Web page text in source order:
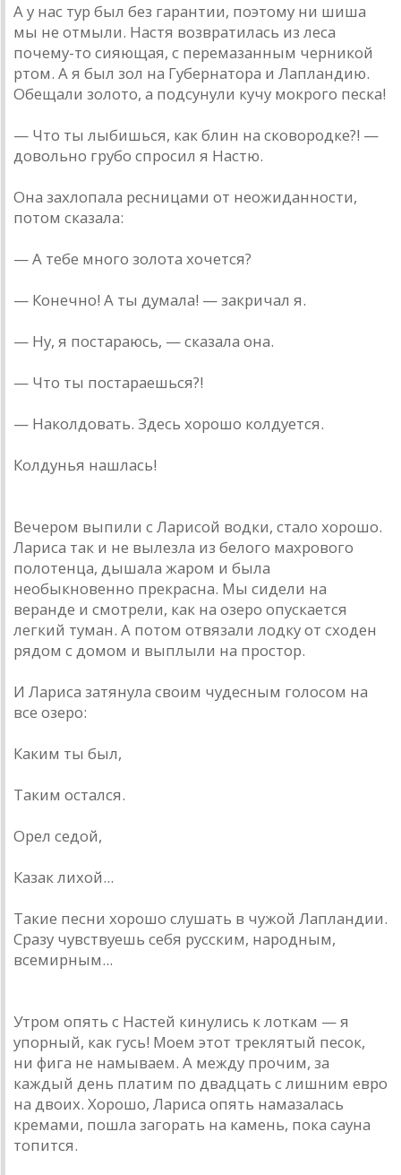
А у нас тур был без гарантии, поэтому ни шиша
мы не отмыли. Настя возвратилась из леса
почему-то сияющая, с перемазанным черникой
ртом. А я был зол на Губернатора и Лапландию.
Обещали золото, а подсунули кучу мокрого песка!
— Что ты лыбишься, как блин на сковородке?! —
довольно грубо спросил я Настю.
Она захлопала ресницами от неожиданности,
потом сказала:
— А тебе много золота хочется?
— Конечно! А ты думала! — закричал я.
— Ну, я постараюсь, — сказала она.
— Что ты постараешься?!
— Наколдовать. Здесь хорошо колдуется.
Колдунья нашлась!
Вечером выпили с Ларисой водки, стало хорошо.
Лариса так и не вылезла из белого махрового
полотенца, дышала жаром и была
необыкновенно прекрасна. Мы сидели на
веранде и смотрели, как на озеро опускается
легкий туман. А потом отвязали лодку от сходен
рядом с домом и выплыли на простор.
И Лариса затянула своим чудесным голосом на
все озеро:
Каким ты был,
Таким остался.
Орел седой,
Казак лихой...
Такие песни хорошо слушать в чужой Лапландии.
Сразу чувствуешь себя русским, народным,
всемирным...
Утром опять с Настей кинулись к лоткам — я
упорный, как гусь! Моем этот треклятый песок,
ни фига не намываем. А между прочим, за
каждый день платим по двадцать с лишним евро
на двоих. Хорошо, Лариса опять намазалась
кремами, пошла загорать на камень, пока сауна
топится.